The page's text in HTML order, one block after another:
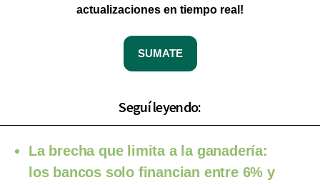
actualizaciones en tiempo real!
SUMATE
Seguí leyendo:
La brecha que limita a la ganadería:
los bancos solo financian entre 6% y